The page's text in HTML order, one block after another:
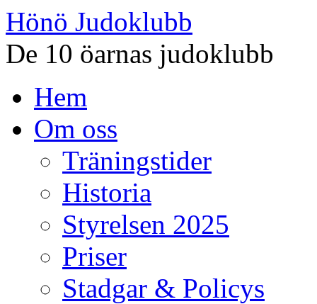
Hönö Judoklubb
De 10 öarnas judoklubb
till
innehållHem
Om oss
Träningstider
Historia
Styrelsen 2025
Priser
Stadgar & Policys